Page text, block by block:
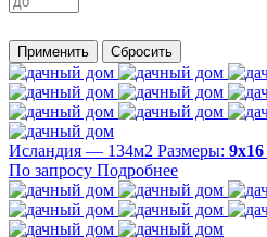
Применить Сбросить
Исландия — 134м2 Размеры: 9х16
По запросу Подробнее